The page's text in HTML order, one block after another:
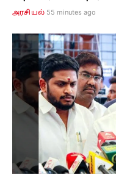
அரசியல் 55 minutes ago